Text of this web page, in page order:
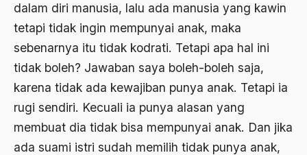
dalam diri manusia, lalu ada manusia yang kawin
tetapi tidak ingin mempunyai anak, maka
sebenarnya itu tidak kodrati. Tetapi apa hal ini
tidak boleh? Jawaban saya boleh-boleh saja,
karena tidak ada kewajiban punya anak. Tetapi ia
rugi sendiri. Kecuali ia punya alasan yang
membuat dia tidak bisa mempunyai anak. Dan jika
ada suami istri sudah memilih tidak punya anak,
Bhairawan
Bharatiya Janatha Party
Bhineka Tunggal Ika
Bhinneka Tunggal Ika
biaya
Bid'ah Phoby